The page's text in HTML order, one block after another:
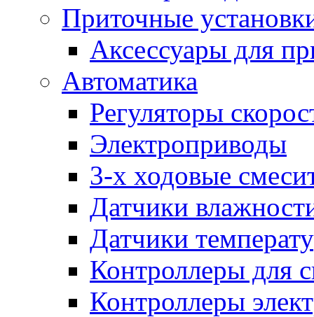
Приточные
Аксессуары для
Автоматика
Регуляторы
Электроприводы
3-х ходовые
Датчики
Датчики
Контроллеры для
Контроллеры